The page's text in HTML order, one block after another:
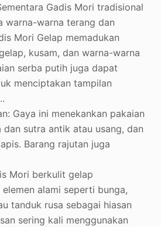
Gadis Mori tradisional
warna-warna terang dan
Mori Gelap memadukan
kusam, dan warna-warna
serba putih juga dapat
menciptakan tampilan
.
Gaya ini menekankan pakaian
dan sutra antik atau usang, dan
Barang rajutan juga
Mori berkulit gelap
elemen alami seperti bunga,
tanduk rusa sebagai hiasan
sering kali menggunakan